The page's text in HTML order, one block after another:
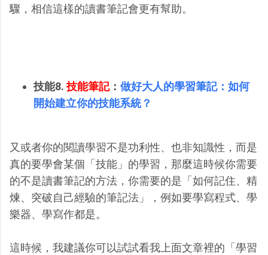
驟，相信這樣的讀書筆記會更有幫助。
技能8.技能筆記： 做好大人的學習筆記：如何
開始建立你的技能系統？
又或者你的閱讀學習不是功利性、也非知識性，而是
真的要學會某個「技能」的學習，那麼這時候你需要
的不是讀書筆記的方法，你需要的是「如何記住、精
煉、突破自己經驗的筆記法」，例如要學寫程式、學
樂器、學寫作都是。
這時候，我建議你可以試試看我上面文章裡的「學習